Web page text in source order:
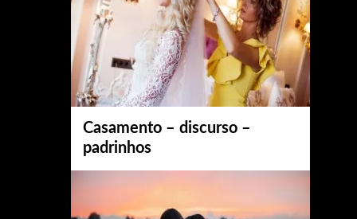
Casamento – discurso –
padrinhos